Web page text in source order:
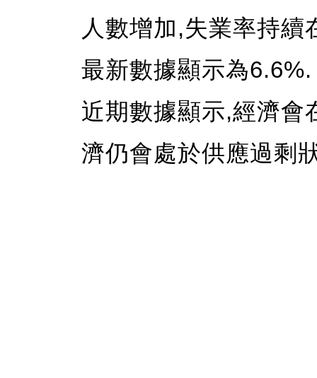
人數增加,失業率持
最新數據顯示為6.6%.
近期數據顯示,經濟會
濟仍會處於供應過剩